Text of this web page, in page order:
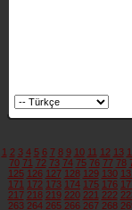
1 2 3 4 5 6 7 8 9 10 11 12 13
70 71 72 73 74 75 76 77 78
125 126 127 128 129 130
171 172 173 174 175 176
217 218 219 220 221 222
263 264 265 266 267 268